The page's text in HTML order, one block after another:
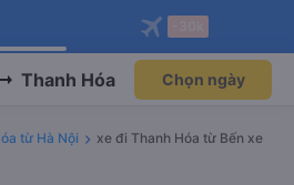
Vexere ngay!
thành viên độc
Mở app
đặt vé máy bay qua
Mở app
Thanh Hóa Chọn ngày
từ Hà Nội
xe đi Thanh Hóa từ Bến xe